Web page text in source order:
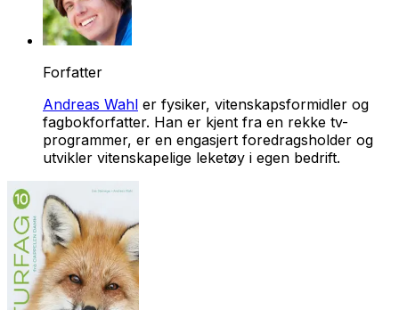
Forfatter
Andreas Wahl er fysiker, vitenskapsformidler og
fagbokforfatter. Han er kjent fra en rekke tv-
programmer, er en engasjert foredragsholder og
utvikler vitenskapelige leketøy i egen bedrift.